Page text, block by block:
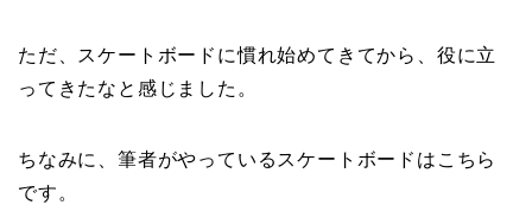
ただ、スケートボードに慣れ始めてきてから、役に立
ってきたなと感じました。
ちなみに、筆者がやっているスケートボードはこちら
です。